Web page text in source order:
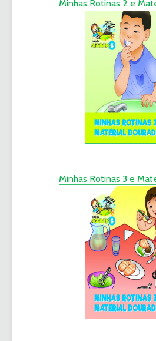
Minhas Rotinas 2 e
Minhas Rotinas 3 e